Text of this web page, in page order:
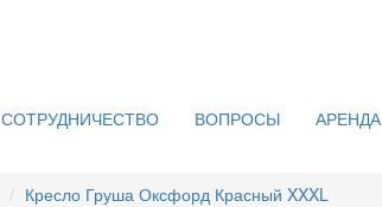
СОТРУДНИЧЕСТВО ВОПРОСЫ АРЕНДА
Кресло Груша Оксфорд Красный XXXL